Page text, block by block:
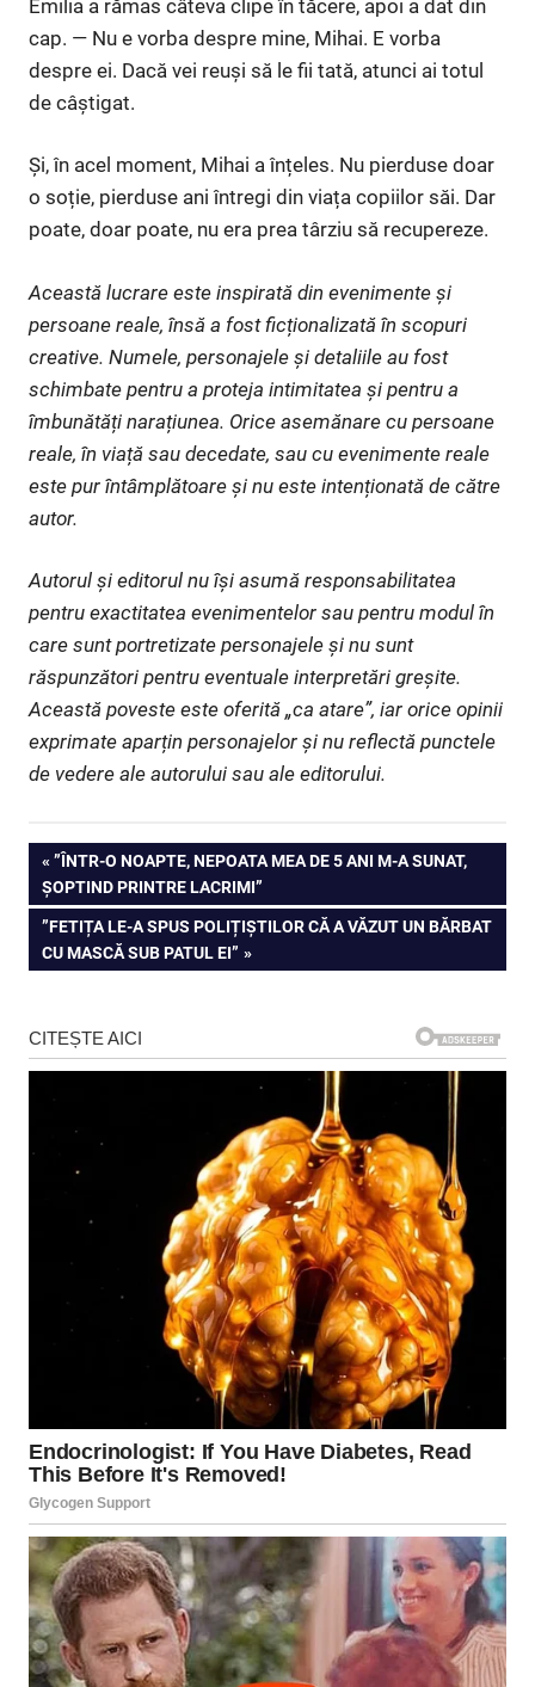
Emilia a rămas câteva clipe în tăcere, apoi a dat din
cap. — Nu e vorba despre mine, Mihai. E vorba
despre ei. Dacă vei reuși să le fii tată, atunci ai totul
de câștigat.
Și, în acel moment, Mihai a înțeles. Nu pierduse doar
o soție, pierduse ani întregi din viața copiilor săi. Dar
poate, doar poate, nu era prea târziu să recupereze.
Această lucrare este inspirată din evenimente și
persoane reale, însă a fost ficționalizată în scopuri
creative. Numele, personajele și detaliile au fost
schimbate pentru a proteja intimitatea și pentru a
îmbunătăți narațiunea. Orice asemănare cu persoane
reale, în viață sau decedate, sau cu evenimente reale
este pur întâmplătoare și nu este intenționată de către
autor.
Autorul și editorul nu își asumă responsabilitatea
pentru exactitatea evenimentelor sau pentru modul în
care sunt portretizate personajele și nu sunt
răspunzători pentru eventuale interpretări greșite.
Această poveste este oferită „ca atare”, iar orice opinii
exprimate aparțin personajelor și nu reflectă punctele
de vedere ale autorului sau ale editorului.
Navigare
în
articole
PREVIOUS
POST:
”ÎNTR-O NOAPTE, NEPOATA MEA DE 5 ANI M-A SUNAT,
ȘOPTIND PRINTRE LACRIMI”
NEXT
POST:
”FETIȚA LE-A SPUS POLIȚIȘTILOR CĂ A VĂZUT UN BĂRBAT
CU MASCĂ SUB PATUL EI”